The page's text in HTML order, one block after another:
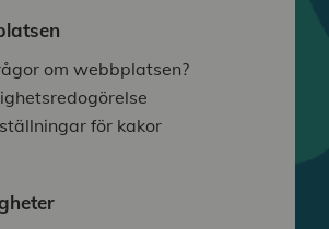
om webbplatsen?
för kakor